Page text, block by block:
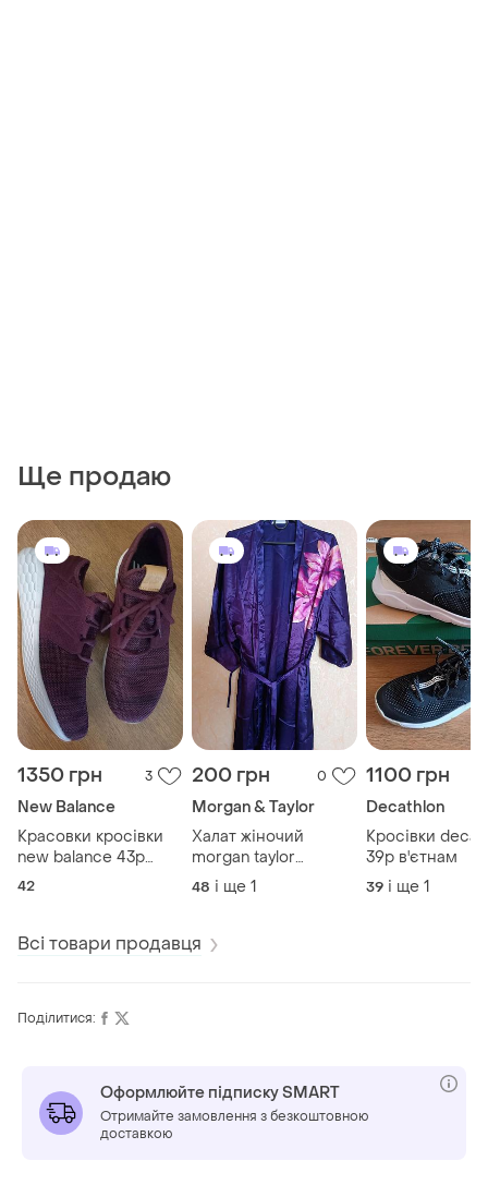
Ще продаю
1350 грн 3
New Balance
Красовки кросівки
new balance 43р
27см
42
200 грн 0
Morgan & Taylor
Халат жіночий
morgan taylor
поліестр xl
48 і ще 1
1100 грн
Decathlon
Кросівки
39р в'єтнам
39 і ще 1
Всі товари продавця
Поділитися:
Оформлюйте підписку SMART
Отримайте замовлення з безкоштовною
доставкою